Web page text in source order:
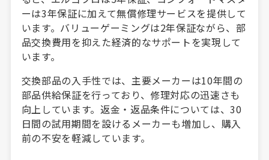
ーは3年保証に加えて無償修理サービスを提供して
います。バリューゲーミングは2年保証ながら、部
品交換費用を抑えた経済的なサポートを実現して
います。
交換部品の入手性では、主要メーカーは10年間の
部品供給保証を行っており、修理対応の迅速さも
向上しています。返金・返品条件については、30
日間の試用期間を設けるメーカーも増加し、購入
前の不安を軽減しています。